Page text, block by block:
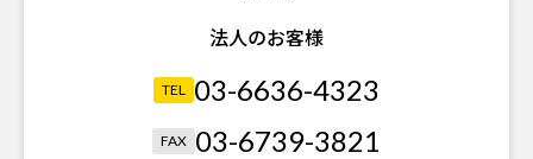
法人のお客様
TEL 03-6636-4323
FAX 03-6739-3821